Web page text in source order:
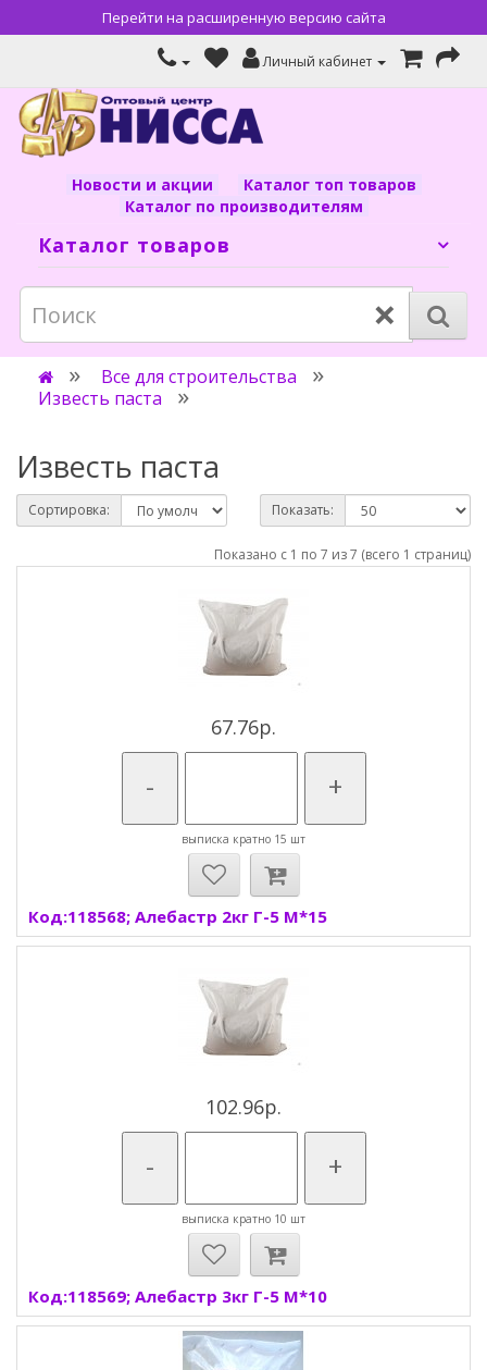
Перейти на расширенную версию сайта
Личный кабинет
Новости и акции
Каталог топ товаров
Каталог по производителям
Каталог товаров
×
Все для строительства
Известь паста
Известь паста
Сортировка: Показать:
Показано с 1 по 7 из 7 (всего 1 страниц)
67.76р.
- +
выписка кратно 15 шт
Код:118568; Алебастр 2кг Г-5 М*15
102.96р.
- +
выписка кратно 10 шт
Код:118569; Алебастр 3кг Г-5 М*10